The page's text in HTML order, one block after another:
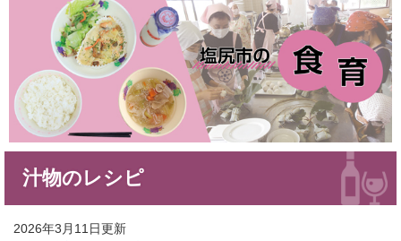
汁物のレシピ
2026年3月11日更新